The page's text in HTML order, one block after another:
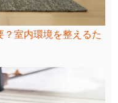
室内環境を整えるた